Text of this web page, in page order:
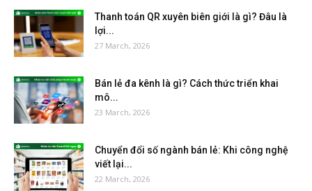
Thanh toán QR xuyên biên giới là gì? Đâu là
lợi...
27 March, 2026
Bán lẻ đa kênh là gì? Cách thức triển khai
mô...
23 March, 2026
Chuyển đổi số ngành bán lẻ: Khi công nghệ
viết lại...
22 March, 2026